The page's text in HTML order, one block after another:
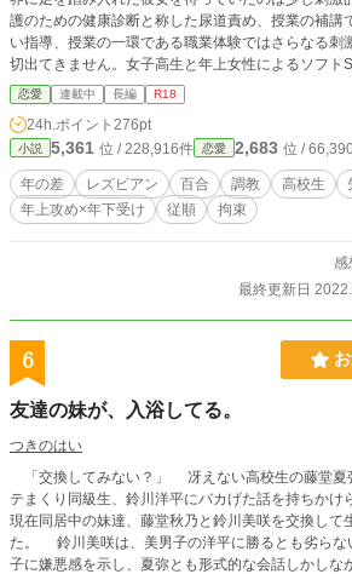
護のための健康診断と称した尿道責め、授業の補講
い指導、授業の一環である職業体験ではさらなる刺
切出てきません。女子高生と年上女性によるソフト
に作者好みのアブノーマルなプレイ内容となってい
の出てくる章には❤をつけています。
恋愛 連載中 長編 R18
24h.ポイント 276pt
小説 5,361 位 / 228,916件 恋愛 2,683 位 /
年の差 レズビアン 百合 調教 高校生
年上攻め×年下受け
従順 拘束
感
最終更新日
6
友達の妹が、入浴してる。
つきのはい
「交換してみない？」 冴えない高校生の藤堂夏弥は、親友のオシャレでモ
テまくり同級生、鈴川洋平にバカげた話を持ちかけられる。 それ
現在同居中の妹達、藤堂秋乃と鈴川美咲を交換して
た。 鈴川美咲は、美男子の洋平に勝るとも劣らない美少女なのだけれど、男
子に嫌悪感を示し、夏弥とも形式的な会話しかしなかった。 冴え